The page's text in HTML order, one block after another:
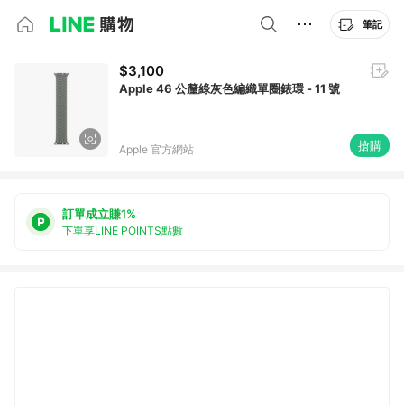
筆記
$3,100
Apple 46 公釐綠灰色編織單圈錶環 - 11 號
Apple 官方網站 搶購
訂單成立賺1%
下單享LINE POINTS點數